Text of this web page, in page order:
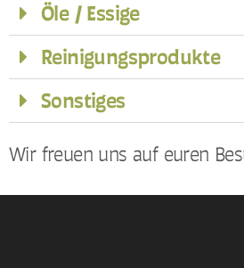
Öle / Essige
Reinigungsprodukte
Sonstiges
Wir freuen uns auf euren